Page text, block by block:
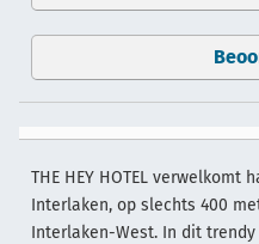
THE HEY HOTEL
Interlaken, op slechts 400
Interlaken-West. In dit